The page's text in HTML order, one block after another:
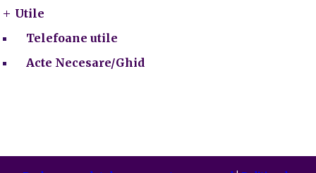
Utile
Telefoane utile
Acte Necesare/Ghid